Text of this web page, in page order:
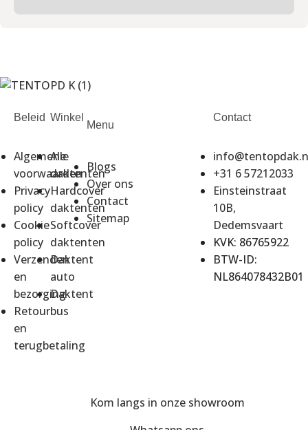
Beleid
Algemene
voorwaarden
Privacy
policy
Cookie
policy
Verzenden
en
bezorging
Retour
en
terugbetaling
Winkel
Alle
daktenten
Hardcover
daktenten
Softcover
daktenten
Daktent
auto
Daktent
bus
Menu
Blogs
Over ons
Contact
Sitemap
Contact
+31 6 57212033
Einsteinstraat
10B,
Dedemsvaart
KVK: 86765922
BTW-ID:
NL864078432B01
Kom langs in onze showroom